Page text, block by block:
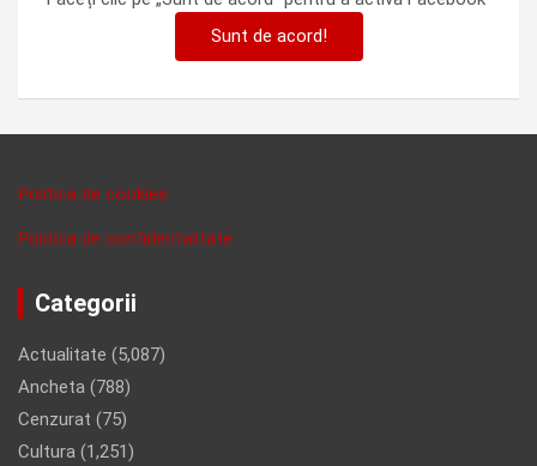
Sunt de acord!
Politica de cookies
Politica de confidentalitate
Categorii
Actualitate (5,087)
Ancheta (788)
Cenzurat (75)
Cultura (1,251)